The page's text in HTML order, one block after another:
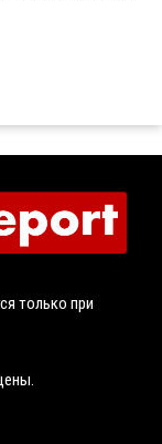
только при